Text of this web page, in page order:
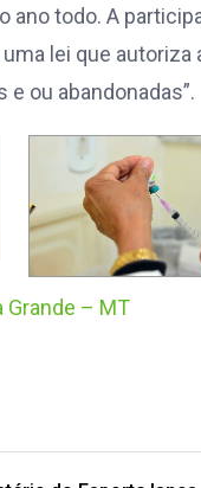
ano todo. A
lei que
ou abandonadas”.
Grande – MT